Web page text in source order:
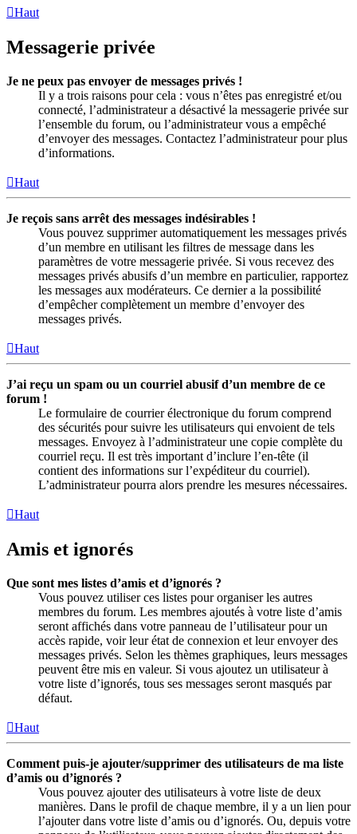
Haut
Messagerie privée
Je ne peux pas envoyer de messages privés !
Il y a trois raisons pour cela : vous n’êtes pas enregistré et/ou
connecté, l’administrateur a désactivé la messagerie privée sur
l’ensemble du forum, ou l’administrateur vous a empêché
d’envoyer des messages. Contactez l’administrateur pour plus
d’informations.
Haut
Je reçois sans arrêt des messages indésirables !
Vous pouvez supprimer automatiquement les messages privés
d’un membre en utilisant les filtres de message dans les
paramètres de votre messagerie privée. Si vous recevez des
messages privés abusifs d’un membre en particulier, rapportez
les messages aux modérateurs. Ce dernier a la possibilité
d’empêcher complètement un membre d’envoyer des
messages privés.
Haut
J’ai reçu un spam ou un courriel abusif d’un membre de ce
forum !
Le formulaire de courrier électronique du forum comprend
des sécurités pour suivre les utilisateurs qui envoient de tels
messages. Envoyez à l’administrateur une copie complète du
courriel reçu. Il est très important d’inclure l’en-tête (il
contient des informations sur l’expéditeur du courriel).
L’administrateur pourra alors prendre les mesures nécessaires.
Haut
Amis et ignorés
Que sont mes listes d’amis et d’ignorés ?
Vous pouvez utiliser ces listes pour organiser les autres
membres du forum. Les membres ajoutés à votre liste d’amis
seront affichés dans votre panneau de l’utilisateur pour un
accès rapide, voir leur état de connexion et leur envoyer des
messages privés. Selon les thèmes graphiques, leurs messages
peuvent être mis en valeur. Si vous ajoutez un utilisateur à
votre liste d’ignorés, tous ses messages seront masqués par
défaut.
Haut
Comment puis-je ajouter/supprimer des utilisateurs de ma liste
d’amis ou d’ignorés ?
Vous pouvez ajouter des utilisateurs à votre liste de deux
manières. Dans le profil de chaque membre, il y a un lien pour
l’ajouter dans votre liste d’amis ou d’ignorés. Ou, depuis votre